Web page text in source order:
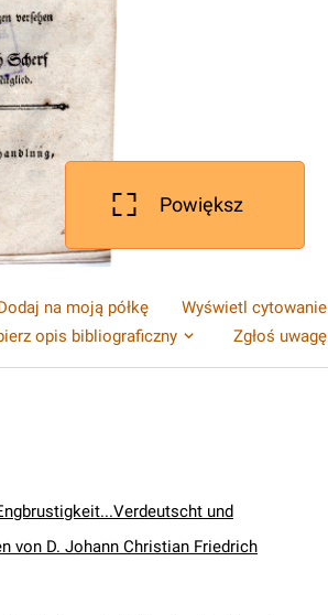
Powiększ
na moją półkę
Wyświetl cytowanie
opis bibliograficzny
Zgłoś uwagę
und
von D. Johann Christian Friedrich